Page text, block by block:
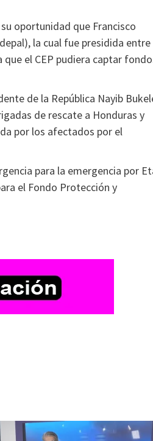
oportunidad que Francisco
la cual fue presidida entre
que el CEP pudiera captar
de la República Nayib
de rescate a Honduras y
por los afectados por el
para la emergencia por
el Fondo Protección y